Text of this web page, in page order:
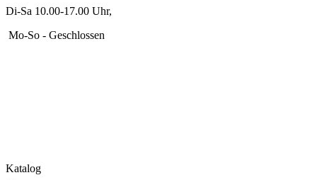
Di-Sa 10.00-17.00 Uhr,
Mo-So - Geschlossen
Katalog